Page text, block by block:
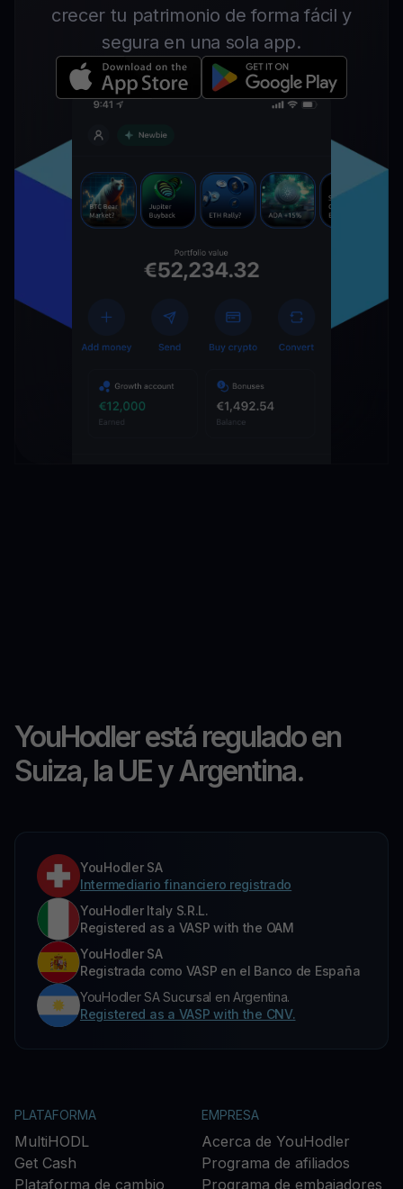
crecer tu patrimonio de forma fácil y
segura en una sola app.
YouHodler está regulado en
Suiza, la UE y Argentina.
YouHodler SA
Intermediario financiero registrado
YouHodler Italy S.R.L.
Registered as a VASP with the OAM
YouHodler SA
Registrada como VASP en el Banco de España
YouHodler SA Sucursal en Argentina.
Registered as a VASP with the CNV.
PLATAFORMA
MultiHODL
Get Cash
Plataforma de cambio
EMPRESA
Acerca de YouHodler
Programa de afiliados
Programa de embajadores